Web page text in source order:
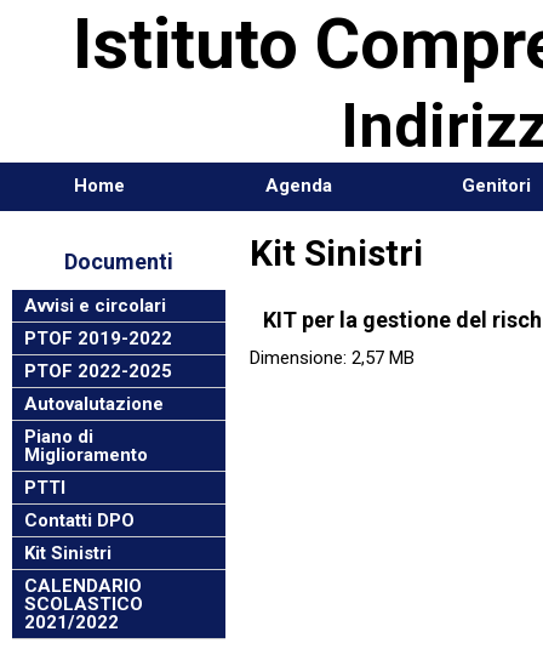
Home Agenda Genitori
Documenti
Avvisi e circolari
PTOF 2019-2022
PTOF 2022-2025
Autovalutazione
Piano di
Miglioramento
PTTI
Contatti DPO
Kit Sinistri
CALENDARIO
SCOLASTICO
2021/2022
Kit Sinistri
KIT per la gestione del
Dimensione: 2,57 MB